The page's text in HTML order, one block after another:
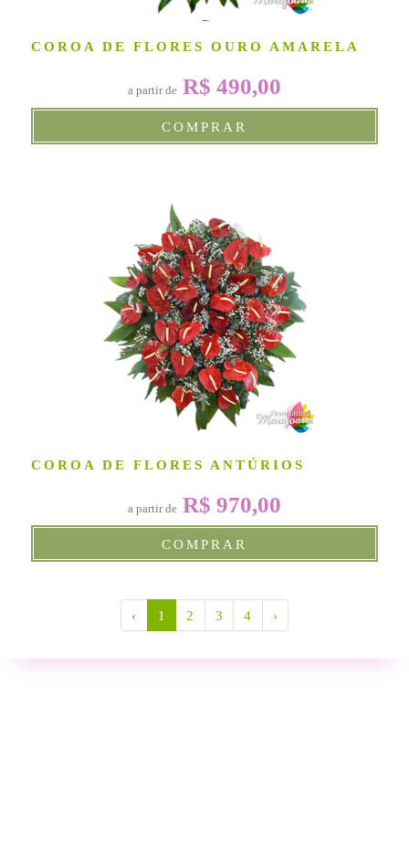
COROA DE FLORES OURO AMARELA
a partir de R$ 490,00
COMPRAR
COROA DE FLORES ANTÚRIOS
a partir de R$ 970,00
COMPRAR
‹ 1 2 3 4 ›